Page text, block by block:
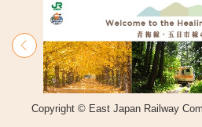
Copyright © East Japan Railway